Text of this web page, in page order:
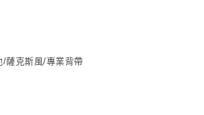
薩克斯風/專業背帶